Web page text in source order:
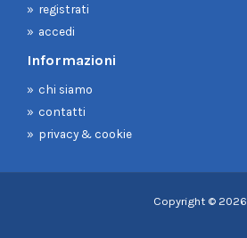
registrati
accedi
Informazioni
chi siamo
contatti
privacy & cookie
Copyright © 2026